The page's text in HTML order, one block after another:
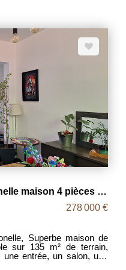
au caractère attractif du
est en excellent et a
ses éléments d'origine
bourgeoise cheminée
est dans les attendus
vous pouvez contacter
Valenciennes Quartier Rhonelle maison 4 pièces 130 m2
278 000 €
Superbe maison de
sur 135 m² de terrain,
entrée, un salon, une